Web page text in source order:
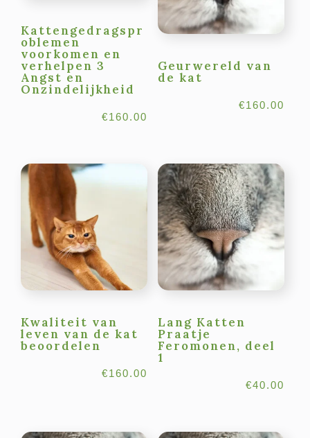
Kattengedragspr
oblemen
voorkomen en
verhelpen 3
Angst en
Onzindelijkheid
€160.00
Geurwereld van
de kat
€160.00
Kwaliteit van
leven van de kat
beoordelen
€160.00
Lang Katten
Praatje
Feromonen, deel
1
€40.00